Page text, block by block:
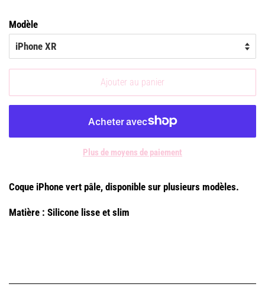
Modèle
Ajouter au panier
Plus de moyens de paiement
Coque iPhone vert pâle, disponible sur plusieurs modèles.
Matière : Silicone lisse et slim